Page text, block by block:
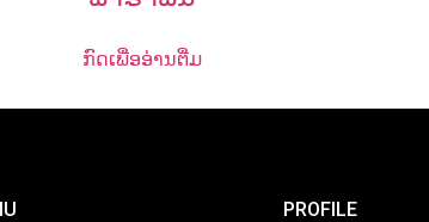
ກົດເພື່ອອ່ານຕື່ມ
PROFILE